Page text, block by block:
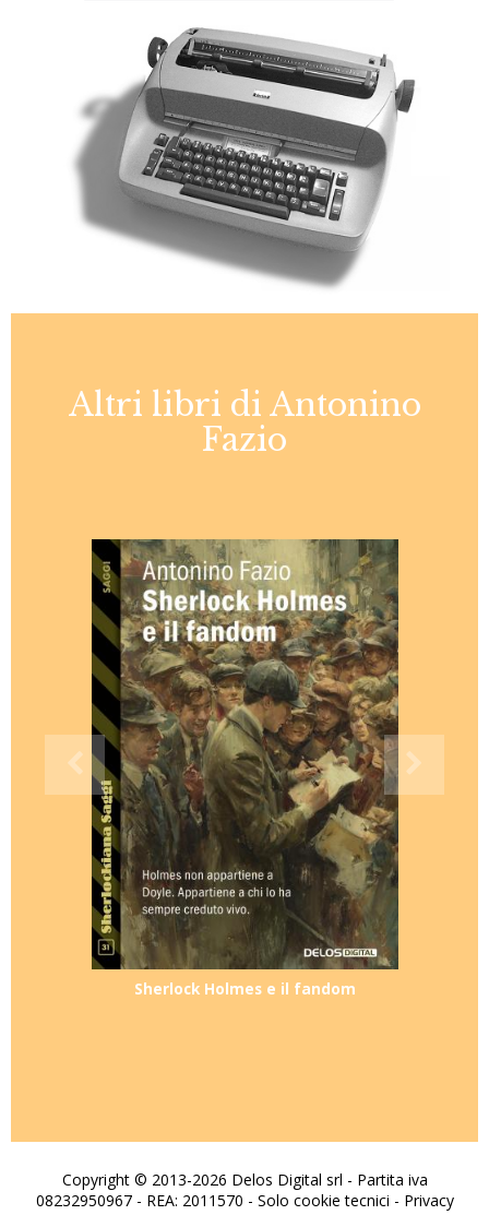
Altri libri di Antonino
Fazio
Sherlock Holmes e il fandom
Copyright © 2013-2026 Delos Digital srl - Partita iva
08232950967 - REA: 2011570 - Solo cookie tecnici - Privacy